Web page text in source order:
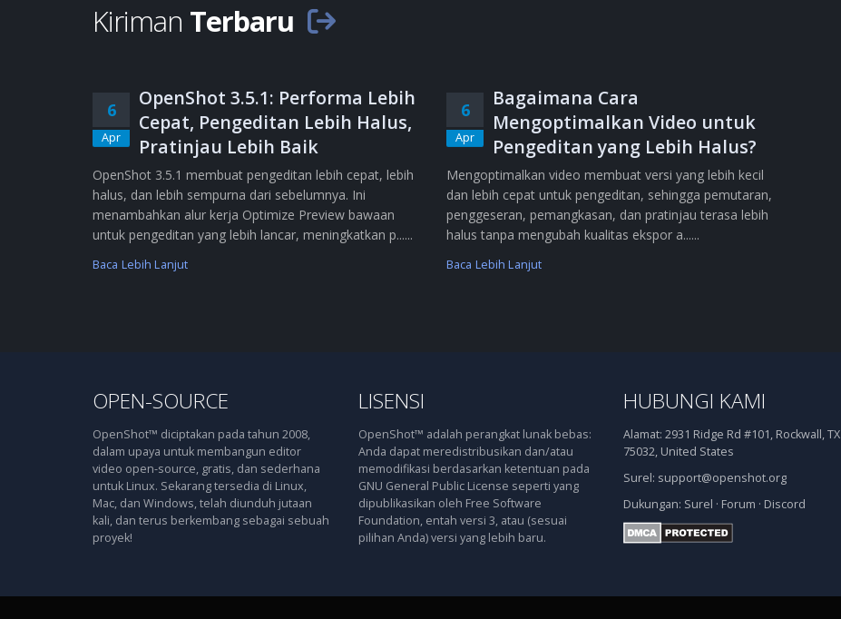
Kiriman Terbaru
6
Apr
OpenShot 3.5.1: Performa Lebih
Cepat, Pengeditan Lebih Halus,
Pratinjau Lebih Baik
OpenShot 3.5.1 membuat pengeditan lebih cepat, lebih
halus, dan lebih sempurna dari sebelumnya. Ini
menambahkan alur kerja Optimize Preview bawaan
untuk pengeditan yang lebih lancar, meningkatkan p......
Baca Lebih Lanjut
6
Apr
Bagaimana Cara
Mengoptimalkan Video untuk
Pengeditan yang Lebih Halus?
Mengoptimalkan video membuat versi yang lebih kecil
dan lebih cepat untuk pengeditan, sehingga pemutaran,
penggeseran, pemangkasan, dan pratinjau terasa lebih
halus tanpa mengubah kualitas ekspor a......
Baca Lebih Lanjut
OPEN-SOURCE
OpenShot™ diciptakan pada tahun 2008,
dalam upaya untuk membangun editor
video open-source, gratis, dan sederhana
untuk Linux. Sekarang tersedia di Linux,
Mac, dan Windows, telah diunduh jutaan
kali, dan terus berkembang sebagai sebuah
proyek!
LISENSI
OpenShot™ adalah perangkat lunak bebas:
Anda dapat meredistribusikan dan/atau
memodifikasi berdasarkan ketentuan pada
GNU General Public License seperti yang
dipublikasikan oleh Free Software
Foundation, entah versi 3, atau (sesuai
pilihan Anda) versi yang lebih baru.
HUBUNGI KAMI
Alamat: 2931 Ridge Rd #101, Rockwall, TX
75032, United States
Surel: support@openshot.org
Dukungan: Surel · Forum · Discord